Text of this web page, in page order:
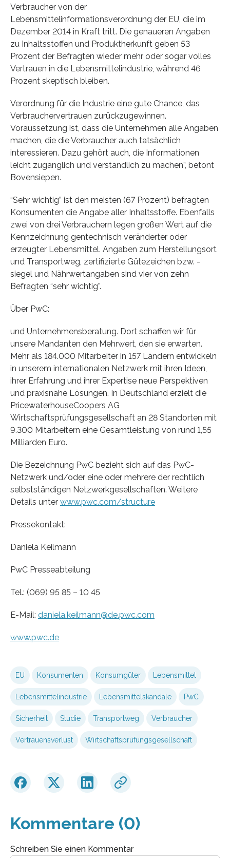
Verbraucher von der
Lebensmittelinformationsverordnung der EU, die im
Dezember 2014 in Kraft tritt. Die genaueren Angaben
zu Inhaltsstoffen und Produktherkunft geben 53
Prozent der Befragten wieder mehr oder sogar volles
Vertrauen in die Lebensmittelindustrie, während 46
Prozent skeptisch bleiben.
Verordnung für die Industrie eine gute Chance, das
Verbrauchervertrauen zurückzugewinnen.
Voraussetzung ist, dass die Unternehmen alle Angaben
machen, die die Verbraucher auch tatsächlich
interessieren. Dazu gehört auch, die Informationen
leicht zugänglich und verständlich zu machen”, betont
Bovensiepen.
“Sehr wichtig” ist den meisten (67 Prozent) befragten
Konsumenten die Angabe aller Inhaltsstoffe. Ebenfalls
zwei von drei Verbrauchern legen großen Wert auf die
Kennzeichnung gentechnisch veränderter oder
erzeugter Lebensmittel. Angaben zum Herstellungsort
und Transportweg, zertifizierte Gütezeichen bzw. -
siegel und Nährwertangaben sind vier von zehn
Befragten “sehr wichtig”.
Über PwC:
und Unternehmensberatung. Dort schaffen wir für
unsere Mandanten den Mehrwert, den sie erwarten.
Mehr als 184.000 Mitarbeiter in 157 Ländern entwickeln
in unserem internationalen Netzwerk mit ihren Ideen,
ihrer Erfahrung und ihrer Expertise neue Perspektiven
und praxisnahe Lösungen. In Deutschland erzielt die
PricewaterhouseCoopers AG
Wirtschaftsprüfungsgesellschaft an 28 Standorten mit
9.300 Mitarbeitern eine Gesamtleistung von rund 1,55
Milliarden Euro.
Die Bezeichnung PwC bezieht sich auf das PwC-
Netzwerk und/oder eine oder mehrere der rechtlich
selbstständigen Netzwerkgesellschaften. Weitere
Details unter www.pwc.com/structure
Pressekontakt:
Daniela Keilmann
PwC Presseabteilung
Tel.: (069) 95 85 – 10 45
E-Mail: daniela.keilmann@de.pwc.com
www.pwc.de
EU Konsumenten Konsumgüter Lebensmittel
Lebensmittelindustrie Lebensmittelskandale PwC
Sicherheit Studie Transportweg Verbraucher
Vertrauensverlust Wirtschaftsprüfungsgesellschaft
Kommentare (0)
Schreiben Sie einen Kommentar